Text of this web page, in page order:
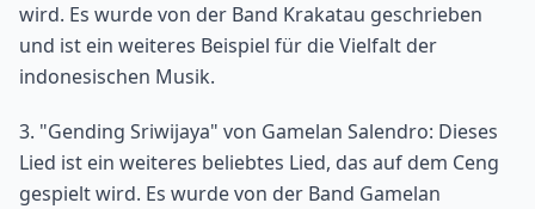
wird. Es wurde von der Band Krakatau geschrieben
und ist ein weiteres Beispiel für die Vielfalt der
indonesischen Musik.
3. "Gending Sriwijaya" von Gamelan Salendro: Dieses
Lied ist ein weiteres beliebtes Lied, das auf dem Ceng
gespielt wird. Es wurde von der Band Gamelan